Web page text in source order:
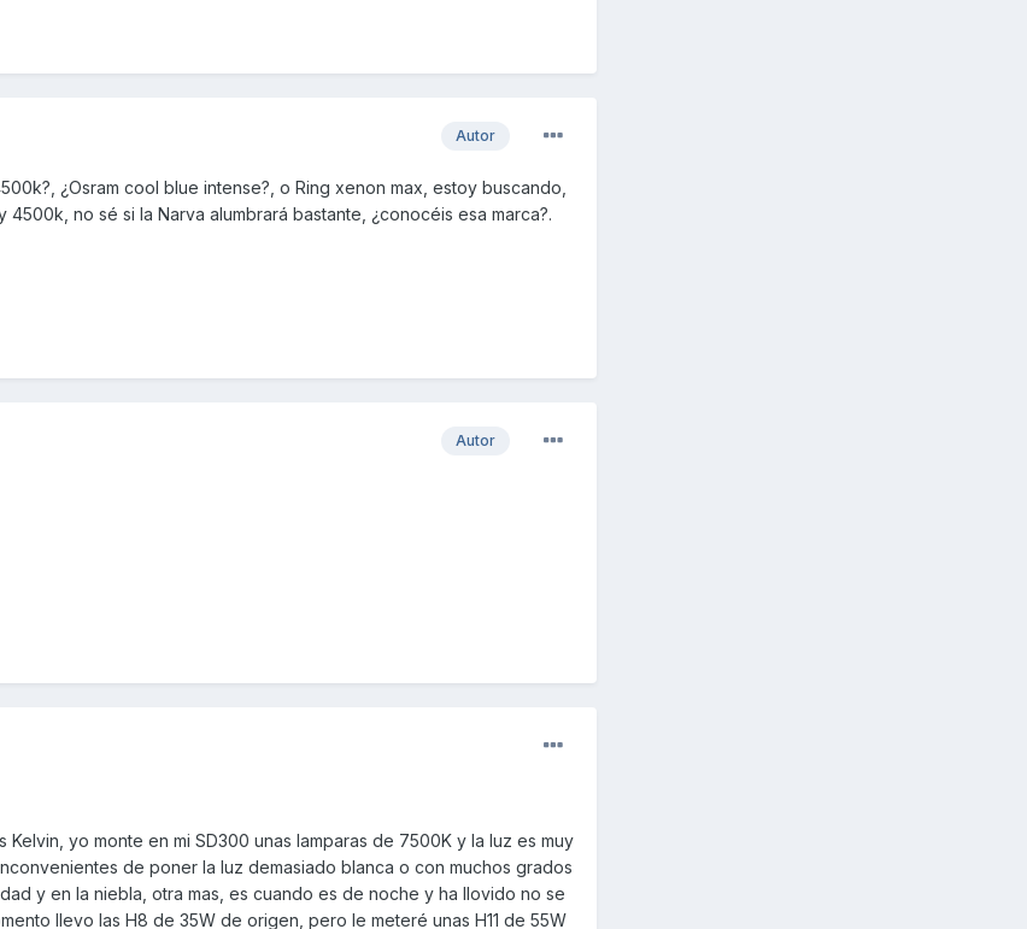
Autor
¿Osram cool blue intense?, o Ring xenon max, estoy buscando,
no sé si la Narva alumbrará bastante, ¿conocéis esa marca?.
Autor
yo monte en mi SD300 unas lamparas de 7500K y la luz es muy
de poner la luz demasiado blanca o con muchos grados
y en la niebla, otra mas, es cuando es de noche y ha llovido no se
llevo las H8 de 35W de origen, pero le meteré unas H11 de 55W